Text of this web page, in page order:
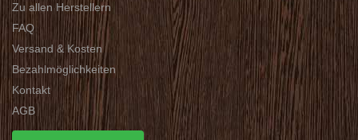
Zu allen Herstellern
FAQ
Versand & Kosten
Bezahlmöglichkeiten
Kontakt
AGB